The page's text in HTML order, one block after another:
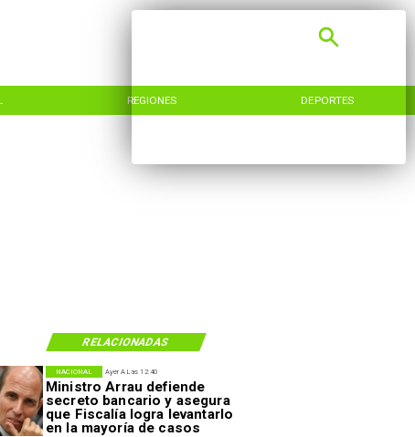
REGIONES DEPORTES
RELACIONADAS
Ayer A Las 12:40
Ministro Arrau defiende
secreto bancario y asegura
que Fiscalía logra levantarlo
en la mayoría de casos
NACIONAL